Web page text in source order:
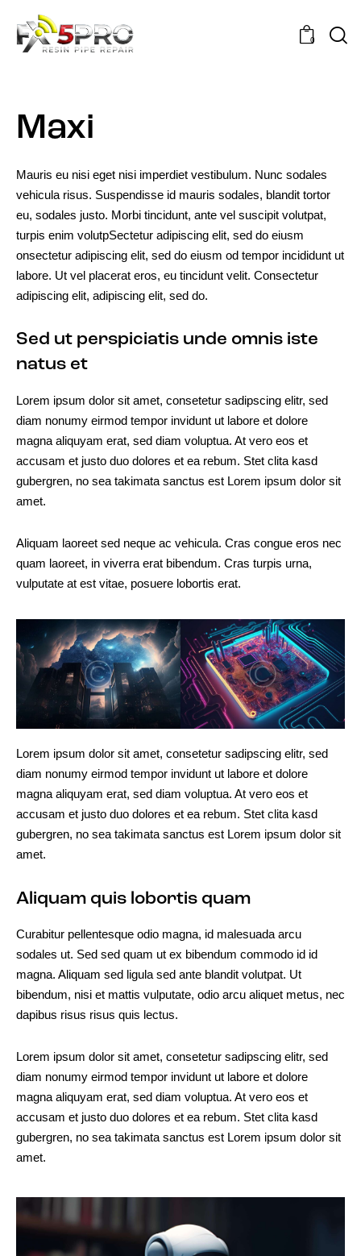
0
Maxi
Mauris eu nisi eget nisi imperdiet vestibulum. Nunc sodales
vehicula risus. Suspendisse id mauris sodales, blandit tortor
eu, sodales justo. Morbi tincidunt, ante vel suscipit volutpat,
turpis enim volutpSectetur adipiscing elit, sed do eiusm
onsectetur adipiscing elit, sed do eiusm od tempor incididunt ut
labore. Ut vel placerat eros, eu tincidunt velit. Consectetur
adipiscing elit, adipiscing elit, sed do.
Sed ut perspiciatis unde omnis iste
natus et
Lorem ipsum dolor sit amet, consetetur sadipscing elitr, sed
diam nonumy eirmod tempor invidunt ut labore et dolore
magna aliquyam erat, sed diam voluptua. At vero eos et
accusam et justo duo dolores et ea rebum. Stet clita kasd
gubergren, no sea takimata sanctus est Lorem ipsum dolor sit
amet.
Aliquam laoreet sed neque ac vehicula. Cras congue eros nec
quam laoreet, in viverra erat bibendum. Cras turpis urna,
vulputate at est vitae, posuere lobortis erat.
Lorem ipsum dolor sit amet, consetetur sadipscing elitr, sed
diam nonumy eirmod tempor invidunt ut labore et dolore
magna aliquyam erat, sed diam voluptua. At vero eos et
accusam et justo duo dolores et ea rebum. Stet clita kasd
gubergren, no sea takimata sanctus est Lorem ipsum dolor sit
amet.
Aliquam quis lobortis quam
Curabitur pellentesque odio magna, id malesuada arcu
sodales ut. Sed sed quam ut ex bibendum commodo id id
magna. Aliquam sed ligula sed ante blandit volutpat. Ut
bibendum, nisi et mattis vulputate, odio arcu aliquet metus, nec
dapibus risus risus quis lectus.
Lorem ipsum dolor sit amet, consetetur sadipscing elitr, sed
diam nonumy eirmod tempor invidunt ut labore et dolore
magna aliquyam erat, sed diam voluptua. At vero eos et
accusam et justo duo dolores et ea rebum. Stet clita kasd
gubergren, no sea takimata sanctus est Lorem ipsum dolor sit
amet.